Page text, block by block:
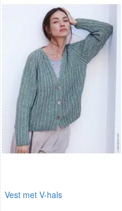
Vest met V-hals